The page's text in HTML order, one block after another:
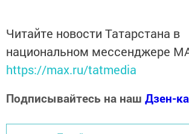
Читайте новости Татарстана в
национальном мессенджере
https://max.ru/tatmedia
Подписывайтесь на наш Дзен-